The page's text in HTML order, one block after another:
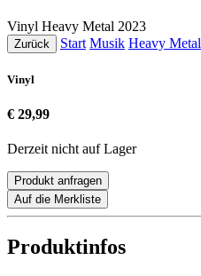
Vinyl Heavy Metal 2023
Zurück Start Musik Heavy Metal
Vinyl
€ 29,99
Derzeit nicht auf Lager
Produkt anfragen
Auf die Merkliste
Produktinfos